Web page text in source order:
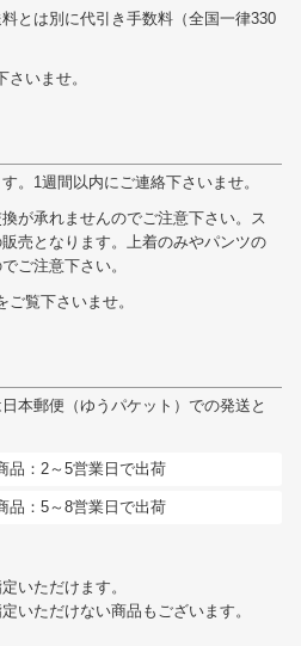
とは別に代引き手数料（全国一律330
さいませ。
。1週間以内にご連絡下さいませ。
が承れませんのでご注意下さい。ス
売となります。上着のみやパンツの
ご注意下さい。
ご覧下さいませ。
本郵便（ゆうパケット）での発送と
品：2～5営業日で出荷
品：5～8営業日で出荷
いただけます。
いただけない商品もございます。